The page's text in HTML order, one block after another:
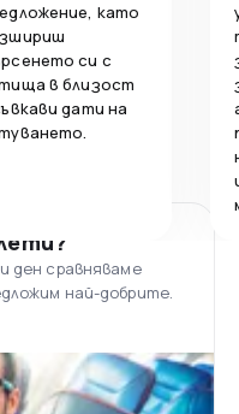
като
си с
в близост
дати на
ден сравняваме
най-добрите.